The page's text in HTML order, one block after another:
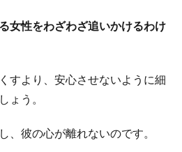
女性をわざわざ追いかけるわけ
すより、安心させないように細
ょう。
、彼の心が離れないのです。